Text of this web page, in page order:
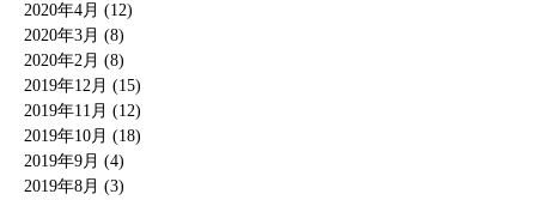
2020年4月 (12)
2020年3月 (8)
2020年2月 (8)
2019年12月 (15)
2019年11月 (12)
2019年10月 (18)
2019年9月 (4)
2019年8月 (3)